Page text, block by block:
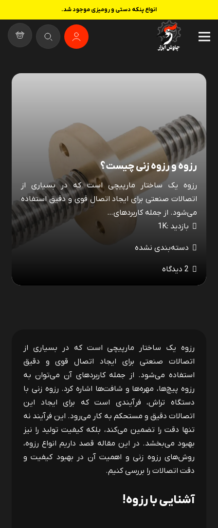
انواع پنکه دستی و رومیزی موجود شد.
رزوه و رزوه زنی چیست؟
رزوه یک ساختار مارپیچی است که در بسیاری از
اتصالات صنعتی برای ایجاد اتصال قوی و دقیق استفاده
می‌شود. از جمله کاربردهای…
بازدید :1K
دسته‌بندی نشده
2 دیدگاه
رزوه یک ساختار مارپیچی است که در بسیاری از
اتصالات صنعتی برای ایجاد اتصال قوی و دقیق
استفاده می‌شود. از جمله کاربردهای آن می‌توان به
رزوه پیچ‌ها، مهره‌ها و شافت‌ها اشاره کرد. رزوه زنی با
دستگاه تراش، فرآیندی است که برای ایجاد این
اتصالات دقیق و مستحکم به کار می‌رود. این فرآیند نه
تنها دقت را تضمین می‌کند، بلکه کیفیت تولید را نیز
بهبود می‌بخشد. در این مقاله قصد داریم انواع رزوه،
روش‌های رزوه زنی و اهمیت آن در بهبود کیفیت و
دقت اتصالات را بررسی کنیم.
آشنایی با رزوه!